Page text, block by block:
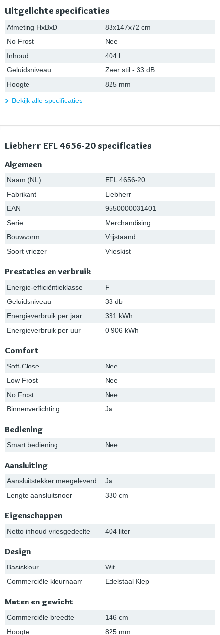
Uitgelichte specificaties
Afmeting HxBxD
83x147x72 cm
No Frost
Nee
Inhoud
404 l
Geluidsniveau
Zeer stil - 33 dB
Hoogte
825 mm
Bekijk alle specificaties
Liebherr EFL 4656-20 specificaties
Algemeen
Naam (NL)
EFL 4656-20
Fabrikant
Liebherr
EAN
9550000031401
Serie
Merchandising
Bouwvorm
Vrijstaand
Soort vriezer
Vrieskist
Prestaties en verbruik
Energie-efficiëntieklasse
F
Geluidsniveau
33 db
Energieverbruik per jaar
331 kWh
Energieverbruik per uur
0,906 kWh
Comfort
Soft-Close
Nee
Low Frost
Nee
No Frost
Nee
Binnenverlichting
Ja
Bediening
Smart bediening Nee
Aansluiting
Aansluitstekker meegeleverd
Ja
Lengte aansluitsnoer
330 cm
Eigenschappen
Netto inhoud vriesgedeelte 404 liter
Design
Basiskleur
Wit
Commerciële kleurnaam
Edelstaal Klep
Maten en gewicht
Commerciële breedte
146 cm
Hoogte
825 mm